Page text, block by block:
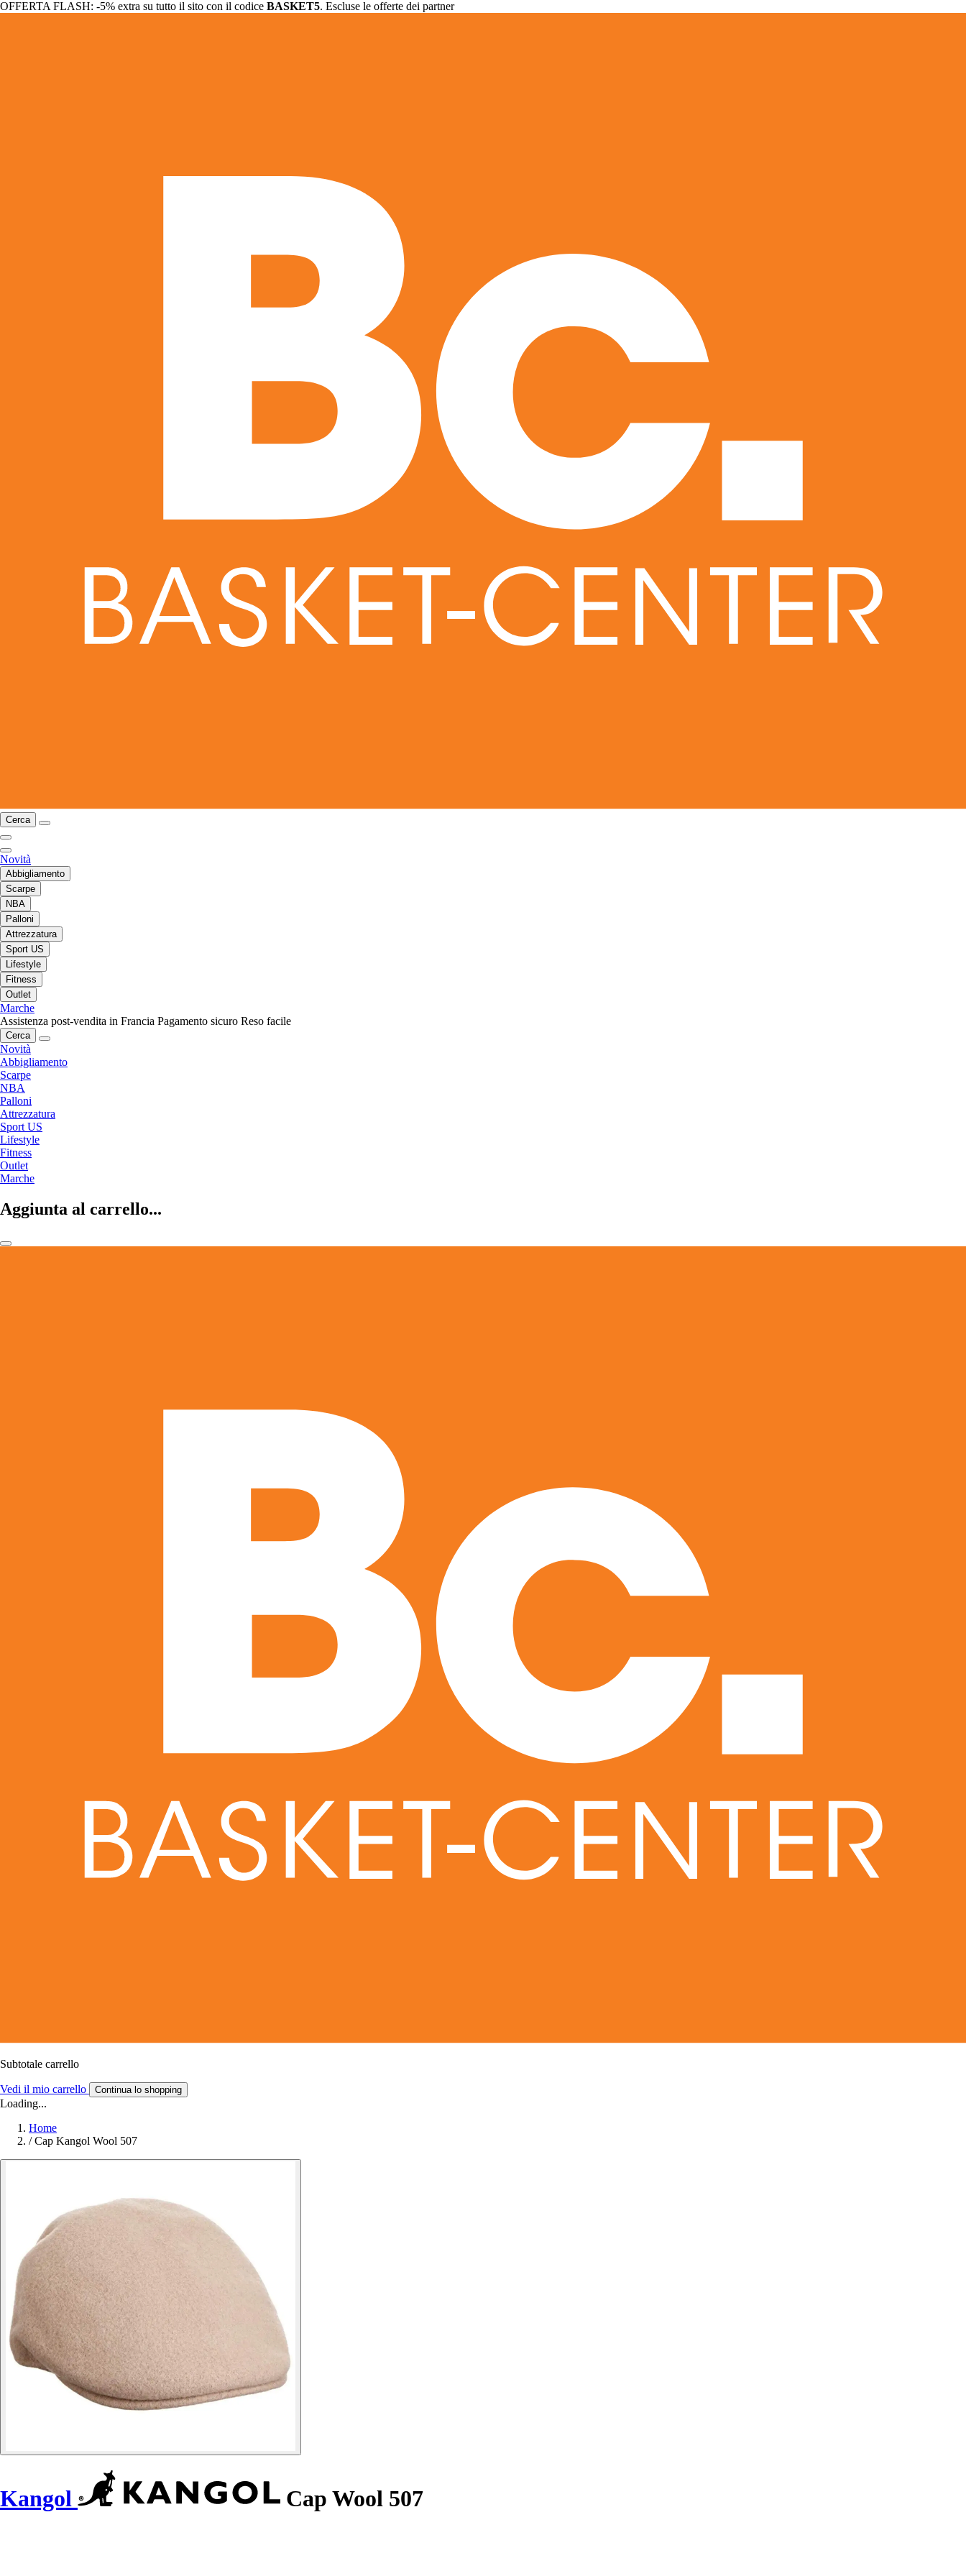
OFFERTA FLASH: -5% extra su tutto il sito con il codice BASKET5. Escluse le offerte dei partner
Cerca
Novità
Abbigliamento
Scarpe
NBA
Palloni
Attrezzatura
Sport US
Lifestyle
Fitness
Outlet
Marche
Assistenza post-vendita in Francia Pagamento sicuro Reso facile
Cerca
Novità
Abbigliamento
Scarpe
NBA
Palloni
Attrezzatura
Sport US
Lifestyle
Fitness
Outlet
Marche
Aggiunta al carrello...
Subtotale carrello
Vedi il mio carrello Continua lo shopping
Loading...
Home
/ Cap Kangol Wool 507
Kangol Cap Wool 507